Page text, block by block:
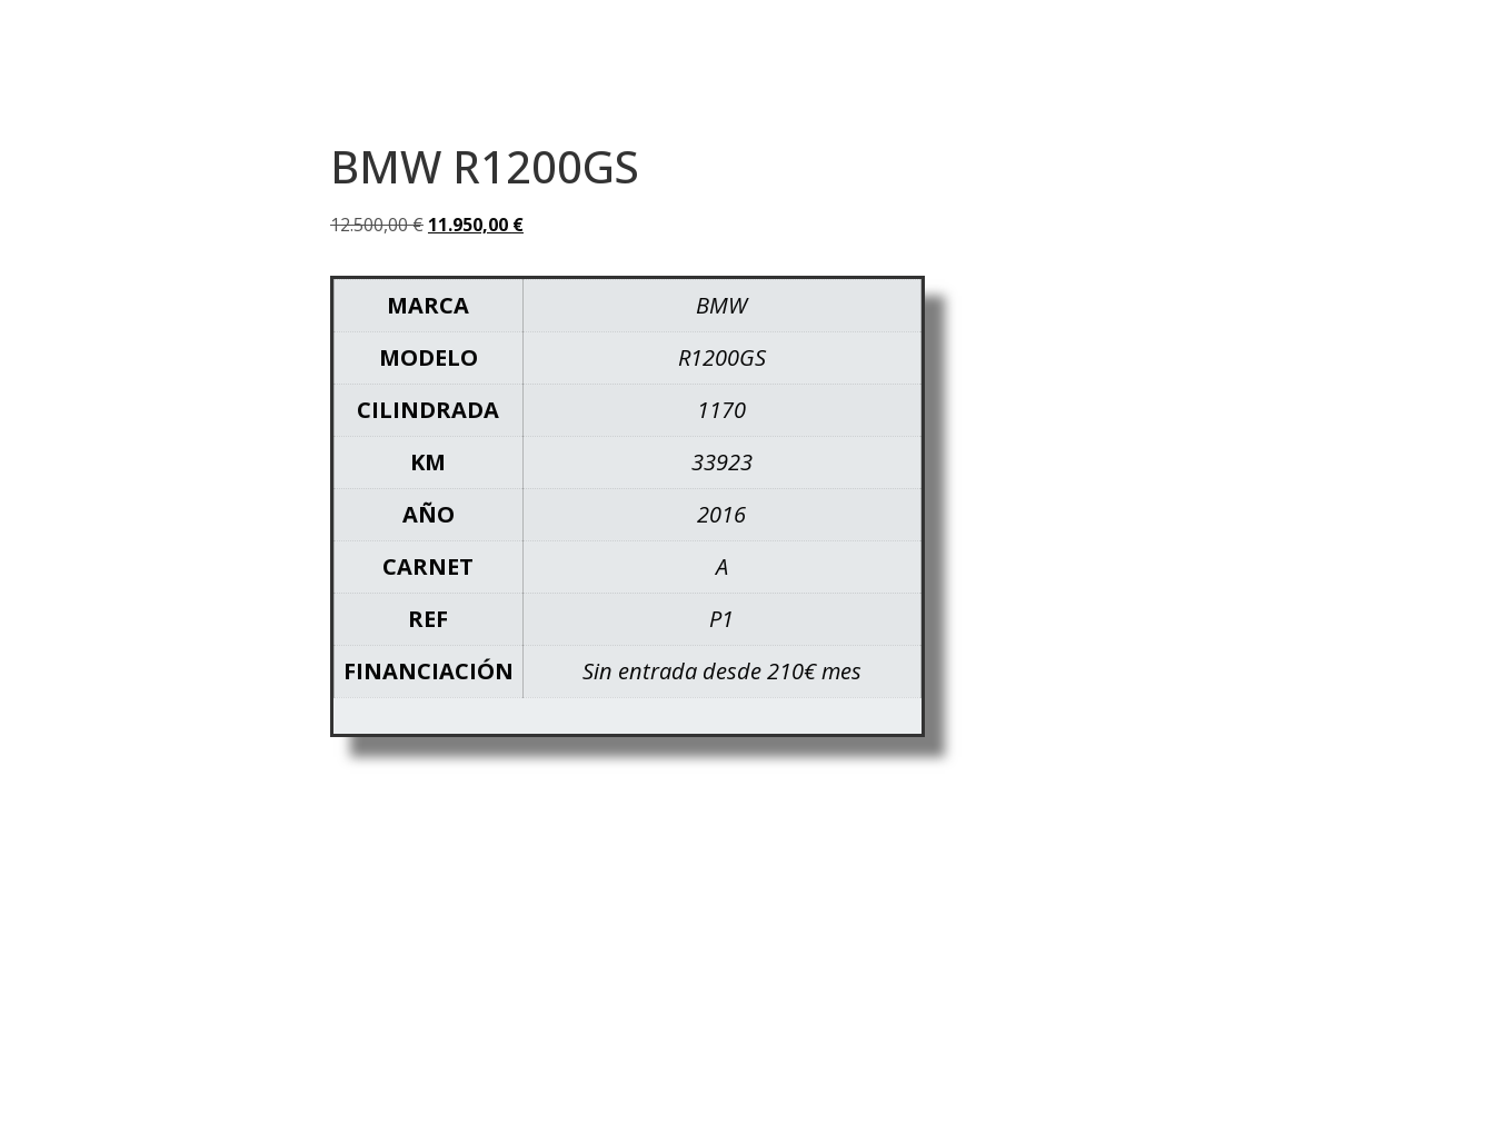
BMW R1200GS
12.500,00€ 11.950,00 €
MARCA
BMW
MODELO
R1200GS
CILINDRADA
1170
KM
33923
AÑO
2016
CARNET
A
REF
P1
FINANCIACIÓN
Sin entrada desde 210€ mes